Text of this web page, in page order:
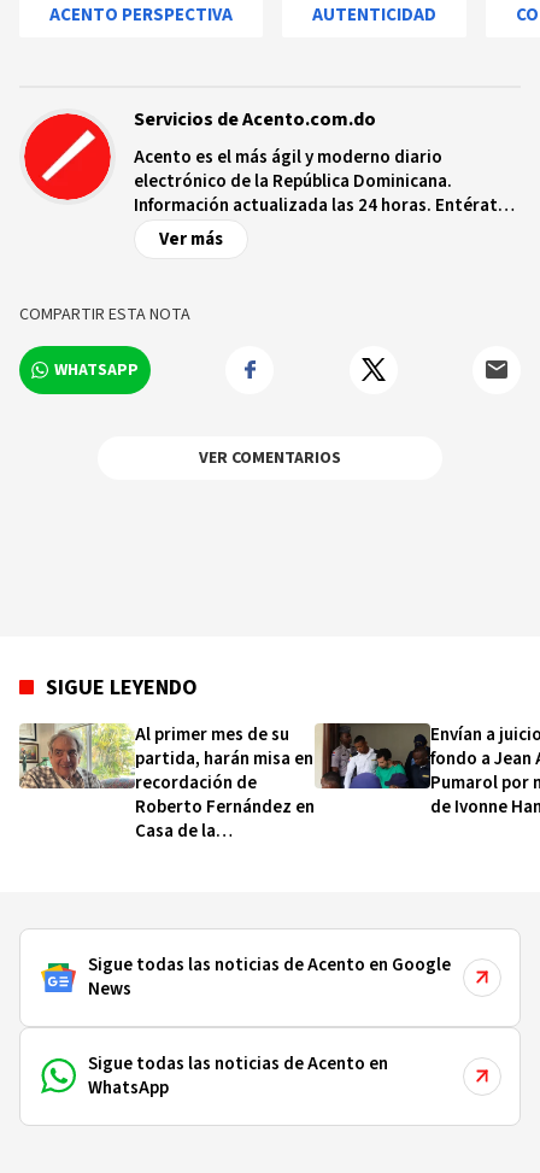
ACENTO PERSPECTIVA AUTENTICIDAD
Servicios de Acento.com.do
Acento es el más ágil y moderno diario
electrónico de la República Dominicana.
Información actualizada las 24 horas. Entérate
de las noticias y sucesos más importantes a
nivel nacional e internacional, videos y fotos
Ver más
COMPARTIR ESTA NOTA
WHATSAPP
VER COMENTARIOS
SIGUE LEYENDO
Al primer mes de su
partida, harán misa en
recordación de
Roberto Fernández en
Casa de la
Envían a
fondo a Jean
Pumarol por
de Ivonne
Sigue todas las noticias de Acento en Google
News
Sigue todas las noticias de Acento en
WhatsApp